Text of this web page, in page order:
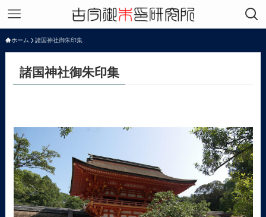
ホーム 諸国神社御朱印集
諸国神社御朱印集